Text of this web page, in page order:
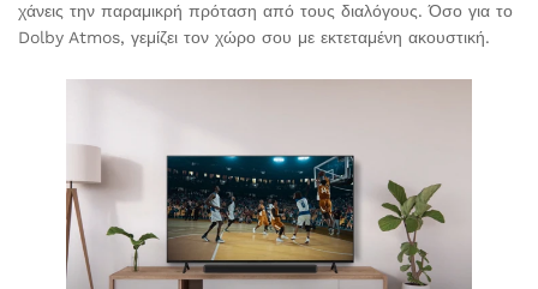
χάνεις την παραμικρή πρόταση από τους διαλόγους. Όσο για το
Dolby Atmos, γεμίζει τον χώρο σου με εκτεταμένη ακουστική.